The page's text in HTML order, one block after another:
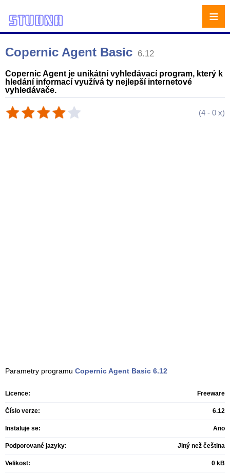
Copernic Agent Basic 6.12
Copernic Agent je unikátní vyhledávací program, který k
hledání informací využívá ty nejlepší internetové
vyhledávače.
(4 - 0 x)
Parametry programu Copernic Agent Basic 6.12
Licence: Freeware
Číslo verze: 6.12
Instaluje se: Ano
Podporované jazyky: Jiný než čeština
Velikost: 0 kB
≡